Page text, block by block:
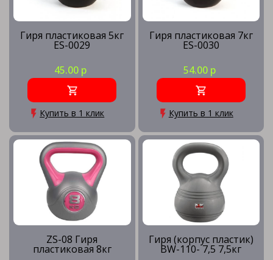
Гиря пластиковая 5кг
ES-0029
45.00 р
Купить в 1 клик
Гиря пластиковая 7кг
ES-0030
54.00 р
Купить в 1 клик
ZS-08 Гиря
пластиковая 8кг
Гиря (корпус пластик)
BW-110- 7,5 7,5кг